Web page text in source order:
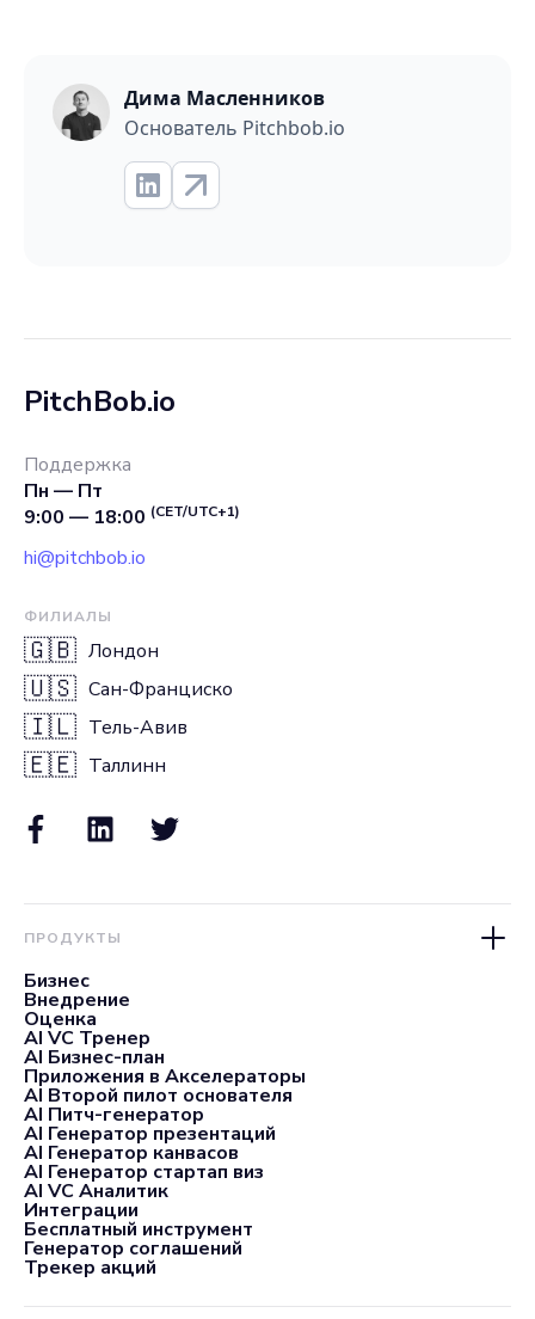
Дима Масленников
Основатель Pitchbob.io
PitchBob.io
Поддержка
Пн — Пт
9:00 — 18:00 (CET/UTC+1)
hi@pitchbob.io
ФИЛИАЛЫ
🇬🇧 Лондон
🇺🇸 Сан-Франциско
🇮🇱 Тель-Авив
🇪🇪 Таллинн
ПРОДУКТЫ
Бизнес
Внедрение
Оценка
AI VC Тренер
AI Бизнес-план
Приложения в Акселераторы
AI Второй пилот основателя
AI Питч-генератор
AI Генератор презентаций
AI Генератор канвасов
AI Генератор стартап виз
AI VC Аналитик
Интеграции
Бесплатный инструмент
Генератор соглашений
Трекер акций